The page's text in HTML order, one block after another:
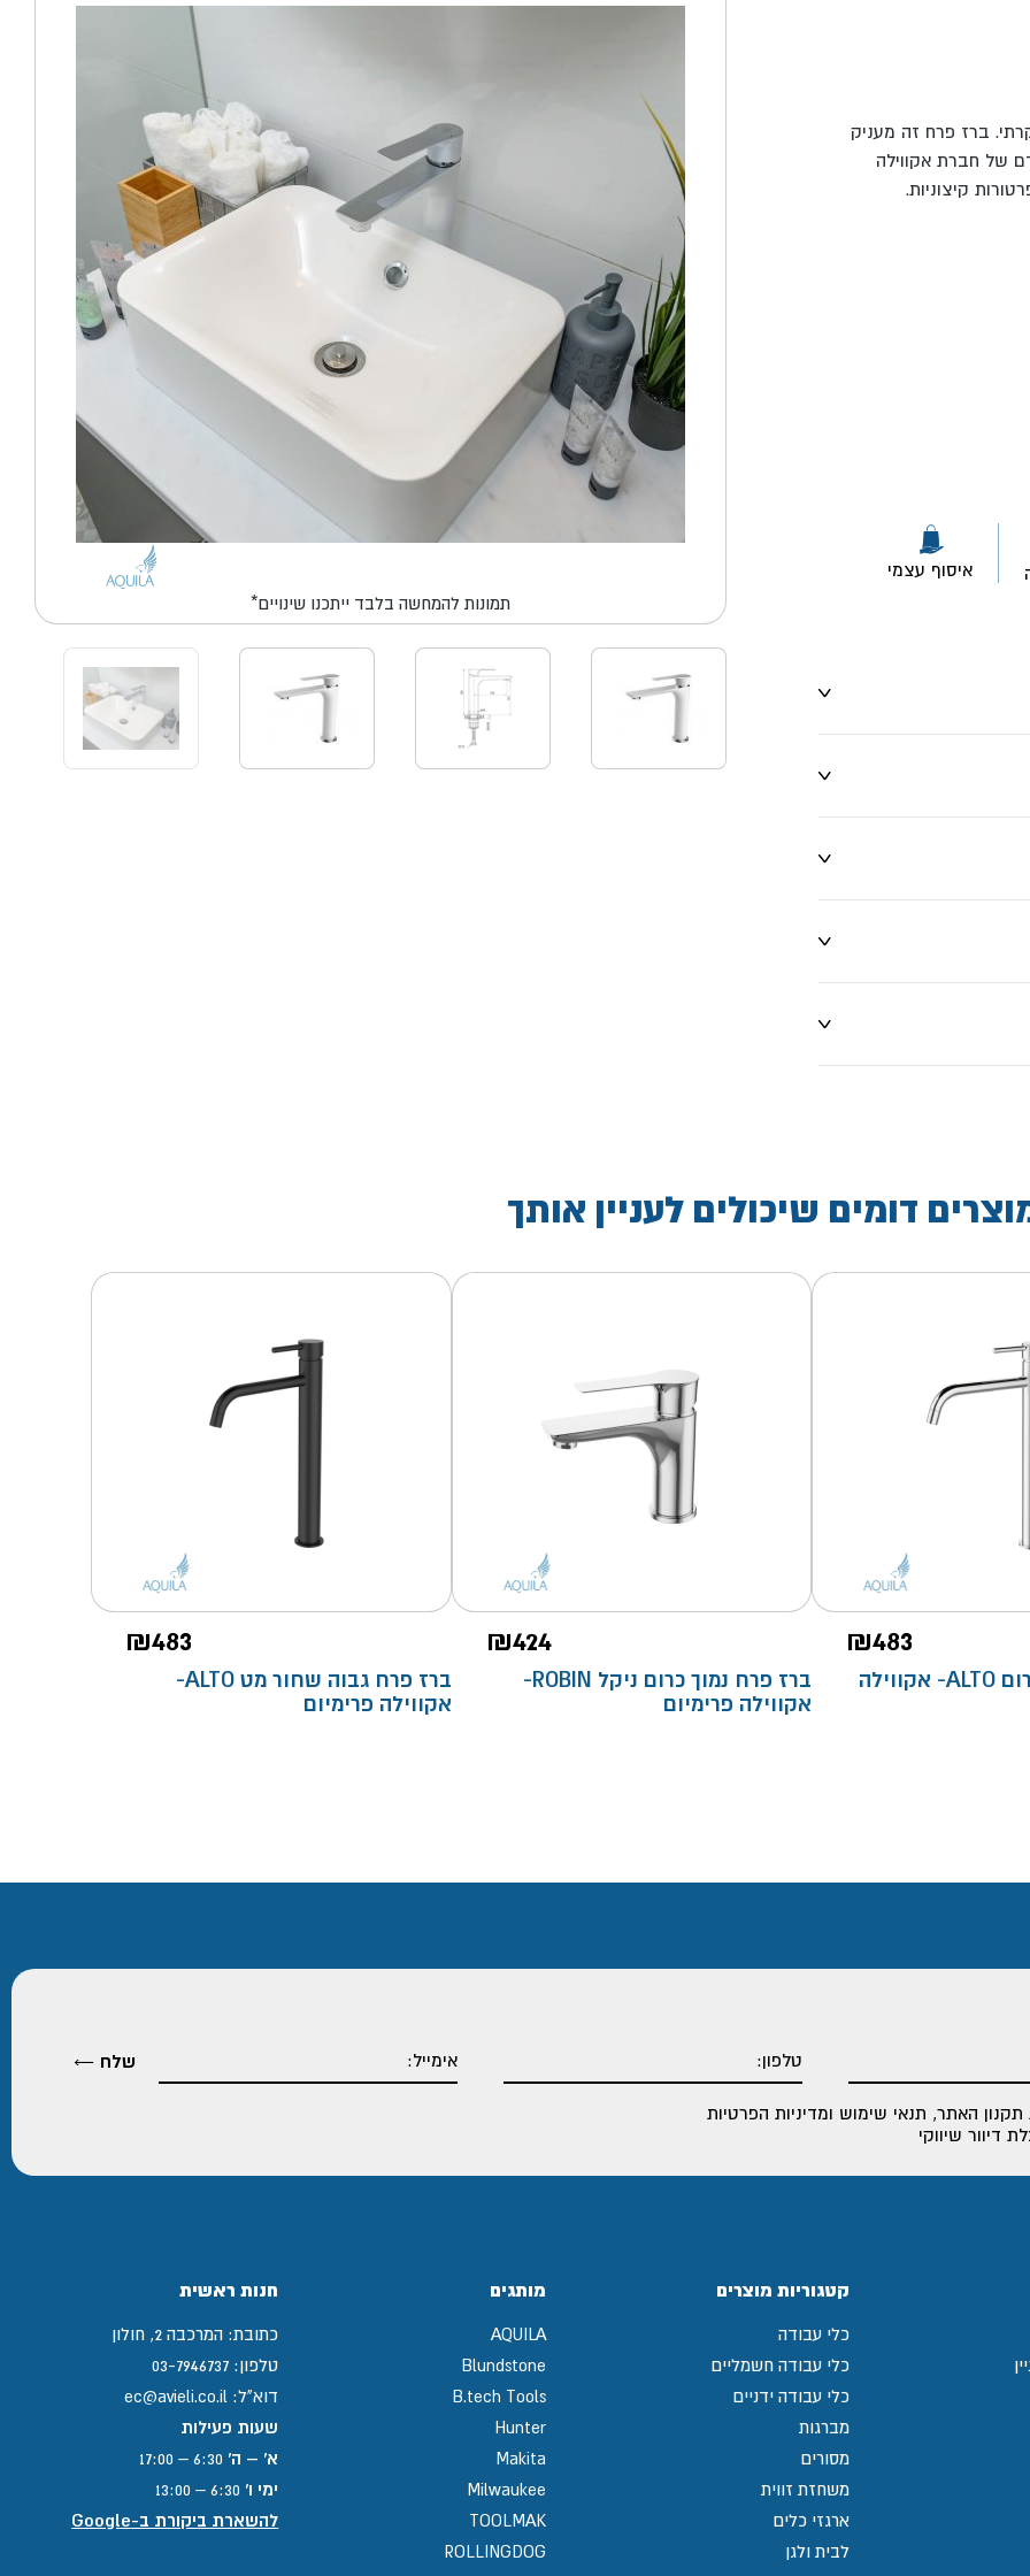
ברז פרח זה מעניק
של חברת אקווילה
קיצוניות.
איסוף עצמי
*תמונות להמחשה בלבד ייתכנו שינויים
דומים שיכולים לעניין אותך
₪483
ברז פרח גבוה כרום ALTO- אקווילה
₪424
ברז פרח נמוך כרום ניקל ROBIN-
אקווילה פרימיום
₪483
ברז פרח גבוה שחור מט ALTO-
אקווילה פרימיום
תקנון האתר, תנאי שימוש ומדיניות הפרטיות
דיוור שיווקי
קטגוריות מוצרים
כלי עבודה
כלי עבודה חשמליים
כלי עבודה ידניים
מברגות
מסורים
משחזת זווית
ארגזי כלים
לבית ולגן
מותגים
AQUILA
Blundstone
B.tech Tools
Hunter
Makita
Milwaukee
TOOLMAK
ROLLINGDOG
חנות ראשית
כתובת: המרכבה 2, חולון
טלפון: 03-7946737
דוא"ל: ec@avieli.co.il
שעות פעילות
א' – ה'
ימי ו'
להשארת ביקורת ב-Google